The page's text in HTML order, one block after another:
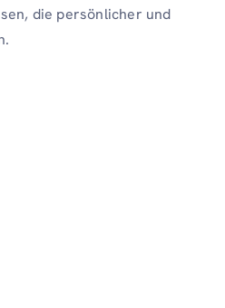
die persönlicher und